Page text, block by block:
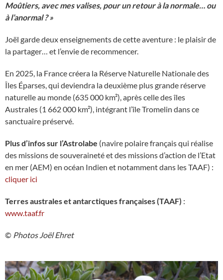
Moûtiers, avec mes valises, pour un retour à la normale… ou
à l’anormal ? »
Joël garde deux enseignements de cette aventure : le plaisir de
la partager… et l’envie de recommencer.
En 2025, la France créera la Réserve Naturelle Nationale des
Îles Éparses, qui deviendra la deuxième plus grande réserve
naturelle au monde (635 000 km²), après celle des îles
Australes (1 662 000 km²), intégrant l’île Tromelin dans ce
sanctuaire préservé.
Plus d’infos sur l’Astrolabe (navire polaire français qui réalise
des missions de souveraineté et des missions d’action de l’Etat
en mer (AEM) en océan Indien et notamment dans les TAAF) :
cliquer ici
Terres australes et antarctiques françaises (TAAF) :
www.taaf.fr
©️ Photos Joël Ehret